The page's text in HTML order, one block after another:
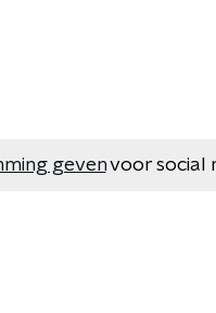
gevenvoor social